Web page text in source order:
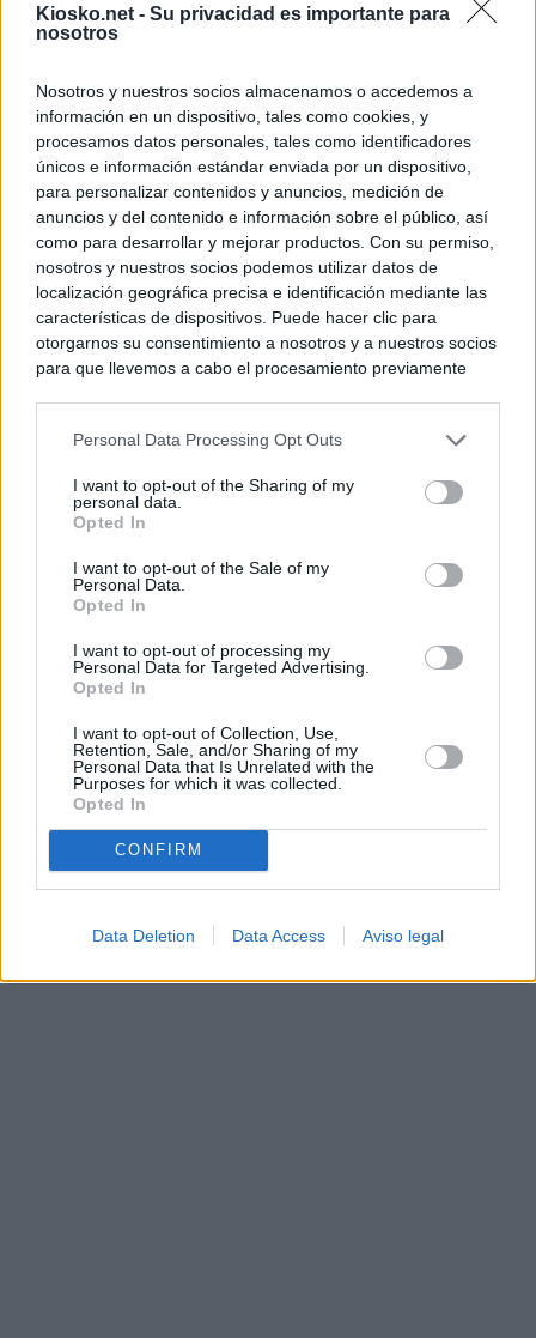
Kiosko.net - Su privacidad es importante para
nosotros
Nosotros y nuestros socios almacenamos o accedemos a
información en un dispositivo, tales como cookies, y
procesamos datos personales, tales como identificadores
únicos e información estándar enviada por un dispositivo,
para personalizar contenidos y anuncios, medición de
anuncios y del contenido e información sobre el público, así
como para desarrollar y mejorar productos. Con su permiso,
nosotros y nuestros socios podemos utilizar datos de
localización geográfica precisa e identificación mediante las
características de dispositivos. Puede hacer clic para
otorgarnos su consentimiento a nosotros y a nuestros socios
para que llevemos a cabo el procesamiento previamente
negar su consentimiento. Tenga en cuenta que algún
de su consentimiento, pero usted tiene el derecho de
rechazar tal procesamiento. Sus preferencias se aplicarán
cualquier momento entrando de nuevo en este sitio web o
visitando nuestra política de privacidad.
Personal Data Processing Opt Outs
I want to opt-out of the Sharing of my
personal data.
Opted In
I want to opt-out of the Sale of my
Personal Data.
Opted In
I want to opt-out of processing my
Personal Data for Targeted Advertising.
Opted In
I want to opt-out of Collection, Use,
Retention, Sale, and/or Sharing of my
Personal Data that Is Unrelated with the
Purposes for which it was collected.
Opted In
CONFIRM
Data Deletion Data Access Aviso legal